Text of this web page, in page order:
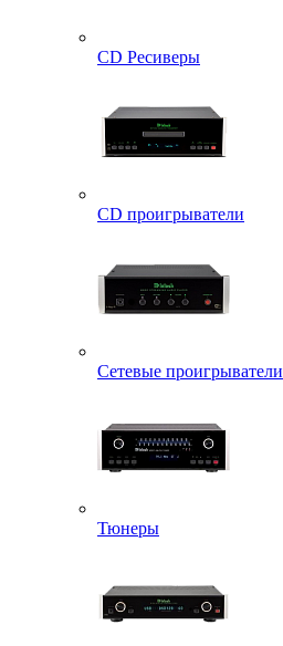
CD Ресиверы
CD проигрыватели
Сетевые проигрыватели
Тюнеры